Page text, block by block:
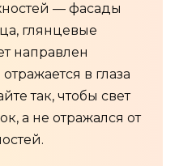
— фасады
глянцевые
направлен
в глаза
так, чтобы свет
а не отражался от